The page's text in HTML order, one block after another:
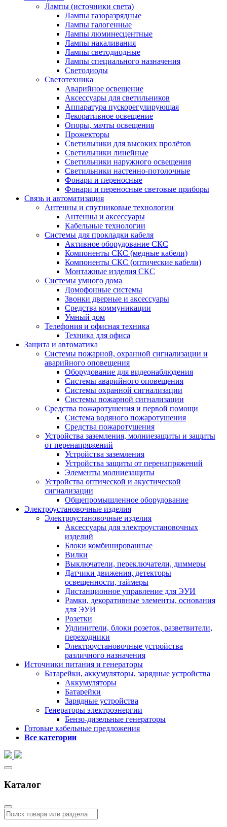
Лампы (источники света)
Лампы газоразрядные
Лампы галогенные
Лампы люминесцентные
Лампы накаливания
Лампы светодиодные
Лампы специального назначения
Светодиоды
Светотехника
Аварийное освещение
Аксессуары для светильников
Аппаратура пускорегулирующая
Декоративное освещение
Опоры, мачты освещения
Прожекторы
Светильники для высоких пролётов
Светильники линейные
Светильники наружного освещения
Светильники настенно-потолочные
Фонари и переносные
Фонари и переносные световые приборы
Связь и автоматизация
Антенны и спутниковые технологии
Антенны и аксессуары
Кабельные технологии
Системы для прокладки кабеля
Активное оборудование СКС
Компоненты СКС (медные кабели)
Компоненты СКС (оптические кабели)
Монтажные изделия СКС
Системы умного дома
Домофонные системы
Звонки дверные и аксессуары
Средства коммуникации
Умный дом
Телефония и офисная техника
Техника для офиса
Защита и автоматика
Системы пожарной, охранной сигнализации и
аварийного оповещения
Оборудование для видеонаблюдения
Системы аварийного оповещения
Системы охранной сигнализации
Системы пожарной сигнализации
Средства пожаротушения и первой помощи
Система водяного пожаротушения
Средства пожаротушения
Устройства заземления, молниезащиты и защиты
от перенапряжений
Устройства заземления
Устройства защиты от перенапряжений
Элементы молниезащиты
Устройства оптической и акустической
сигнализации
Общепромышленное оборудование
Электроустановочные изделия
Электроустановочные изделия
Аксессуары для электроустановочных
изделий
Блоки комбинированные
Вилки
Выключатели, переключатели, диммеры
Датчики движения, детекторы
освещенности, таймеры
Дистанционное управление для ЭУИ
Рамки, декоративные элементы, основания
для ЭУИ
Розетки
Удлинители, блоки розеток, разветвители,
переходники
Электроустановочные устройства
различного назначения
Источники питания и генераторы
Батарейки, аккумуляторы, зарядные устройства
Аккумуляторы
Батарейки
Зарядные устройства
Генераторы электроэнергии
Бензо-дизельные генераторы
Готовые кабельные предложения
Все категории
Каталог